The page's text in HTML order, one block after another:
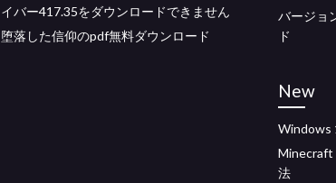
イバー417.35をダウンロードできません
堕落した信仰のpdf無料ダウンロード
バージョ
ド
New
Windows
Minecraft
法